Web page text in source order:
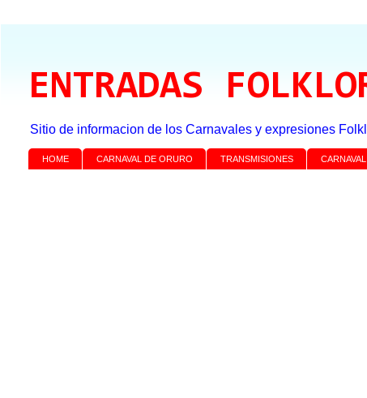
ENTRADAS
Sitio de informacion de los Carnavales y expresiones
HOME CARNAVAL DE ORURO TRANSMISIONES